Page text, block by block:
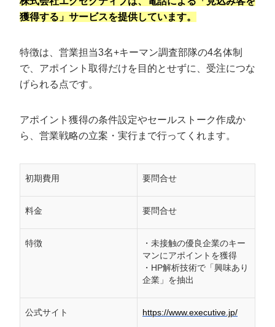
獲得する」サービスを提供しています。
特徴は、営業担当3名+キーマン調査部隊の4名体制
で、アポイント取得だけを目的とせずに、受注につな
げられる点です。
アポイント獲得の条件設定やセールストーク作成か
ら、営業戦略の立案・実行まで行ってくれます。
初期費用 要問合せ
料金 要問合せ
特徴
・未接触の優良企業のキー
マンにアポイントを獲得
・HP解析技術で「興味あり
企業」を抽出
公式サイト https://www.executive.jp/